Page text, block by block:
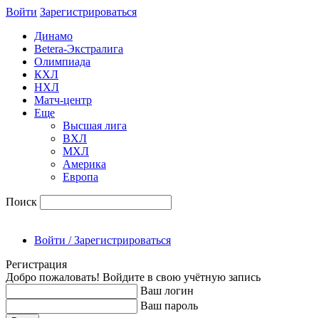
Войти Зарегиcтрироваться
Динамо
Betera-Экстралига
Олимпиада
КХЛ
НХЛ
Матч-центр
Еще
Высшая лига
ВХЛ
МХЛ
Америка
Европа
Поиск
Войти / Зарегистрироваться
Регистрация
Добро пожаловать! Войдите в свою учётную запись
Ваш логин
Ваш пароль